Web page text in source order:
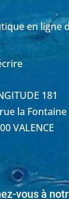
en ligne
181
la Fontaine
VALENCE
vous à